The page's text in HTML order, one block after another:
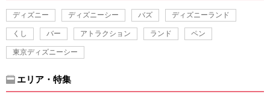
ディズニー ディズニーシー バズ ディズニーランド
くし バー アトラクション ランド ペン
東京ディズニーシー
エリア・特集